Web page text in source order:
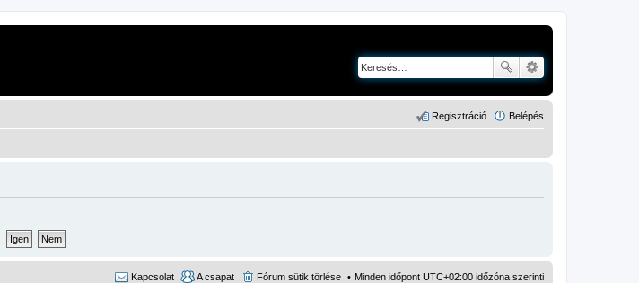
Belépés
Regisztráció
Minden időpont UTC+02:00 időzóna szerinti
Fórum sütik törlése
A csapat
Kapcsolat